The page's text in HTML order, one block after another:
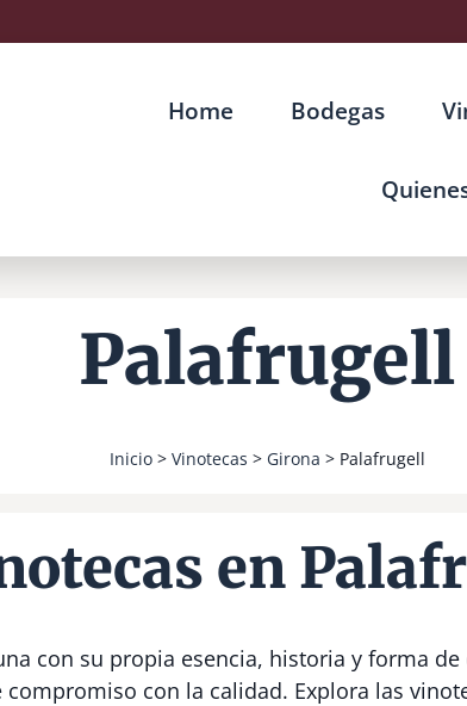
Home Bodegas
Palafrugell
Inicio> Vinotecas > Girona > Palafrugell
en
con su propia esencia, historia y forma
con la calidad. Explora las